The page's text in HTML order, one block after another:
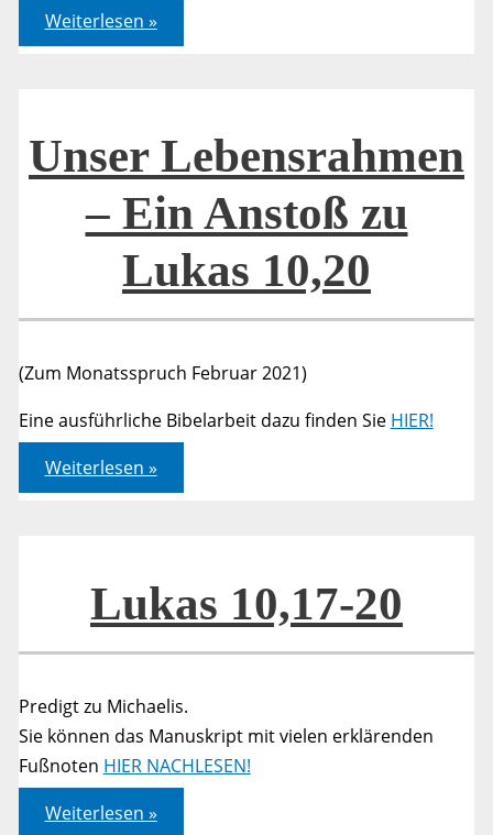
Komm,
Herr
Jesus,
–
Mahlzeit
mit
Weiterlesen »
Unser Lebensrahmen
– Ein Anstoß zu
Lukas 10,20
(Zum Monatsspruch Februar 2021)
Eine ausführliche Bibelarbeit dazu finden Sie HIER!
Unser
Lebensrahmen
–
Weiterlesen »
Lukas 10,17-20
Predigt zu Michaelis.
Sie können das Manuskript mit vielen erklärenden
Fußnoten HIER NACHLESEN!
Lukas
10,17-
Weiterlesen »